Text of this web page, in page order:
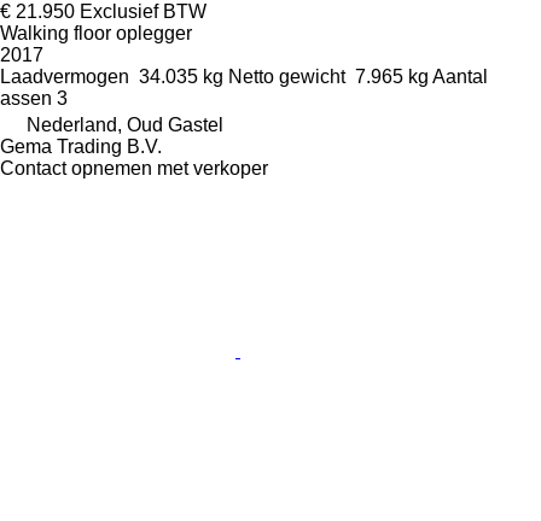
€ 21.950 Exclusief BTW
Walking floor oplegger
2017
Laadvermogen 34.035 kg Netto gewicht 7.965 kg Aantal
assen 3
Nederland, Oud Gastel
Gema Trading B.V.
Contact opnemen met verkoper